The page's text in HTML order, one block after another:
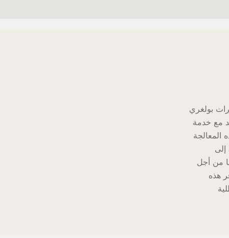
بولغري
مع خدمة
المعالجة
إلى
من أجل
هذه